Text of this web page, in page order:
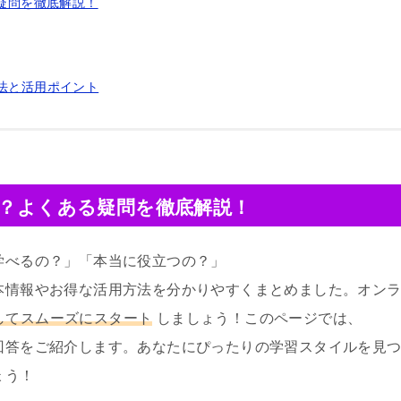
と活用ポイント
よくある疑問を徹底解説！
るの？」「本当に役立つの？」
報やお得な活用方法を分かりやすくまとめました。オンラ
てスムーズにスタート しましょう！このページでは、
をご紹介します。あなたにぴったりの学習スタイルを見つ
！